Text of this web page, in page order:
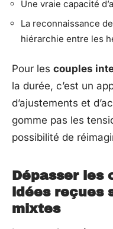
Une vraie capacité
La reconnaissance
hiérarchie entre les
Pour les couples
la durée, c’est un
d’ajustements et
gomme pas les
possibilité de
Dépasser
idées reçues
mixtes